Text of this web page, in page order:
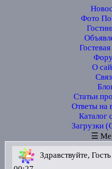
Фото
О
Статьи
Ответы на
Каталог
Загрузки
☰
Здравствуйте,